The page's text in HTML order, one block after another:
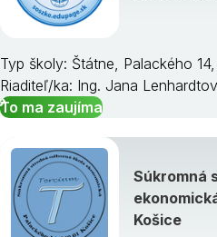
Typ školy: Štátne, Palackého
Riaditeľ/ka: Ing. Jana
To ma zaujíma
Súkromná
Košice